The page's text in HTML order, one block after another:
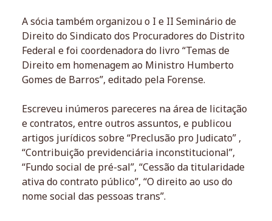
A sócia também organizou o I e II Seminário de
Direito do Sindicato dos Procuradores do Distrito
Federal e foi coordenadora do livro “Temas de
Direito em homenagem ao Ministro Humberto
Gomes de Barros”, editado pela Forense.
Escreveu inúmeros pareceres na área de licitação
e contratos, entre outros assuntos, e publicou
artigos jurídicos sobre “Preclusão pro Judicato” ,
“Contribuição previdenciária inconstitucional”,
“Fundo social de pré-sal”, “Cessão da titularidade
ativa do contrato público”, “O direito ao uso do
nome social das pessoas trans”.